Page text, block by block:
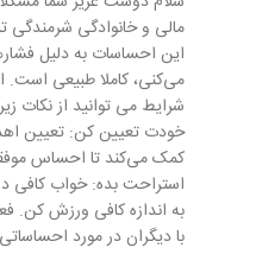
مالی و خانوادگی
این احساسات به دلیل
می‌کنی، کاملا طبیعی است.
شرایط می توانید از نکات
خودت تعیین کن: تعیین
کمک می‌کند تا احساس
استراحت بده: خواب کافی
به اندازه کافی ورزش کن.
با دیگران در مورد